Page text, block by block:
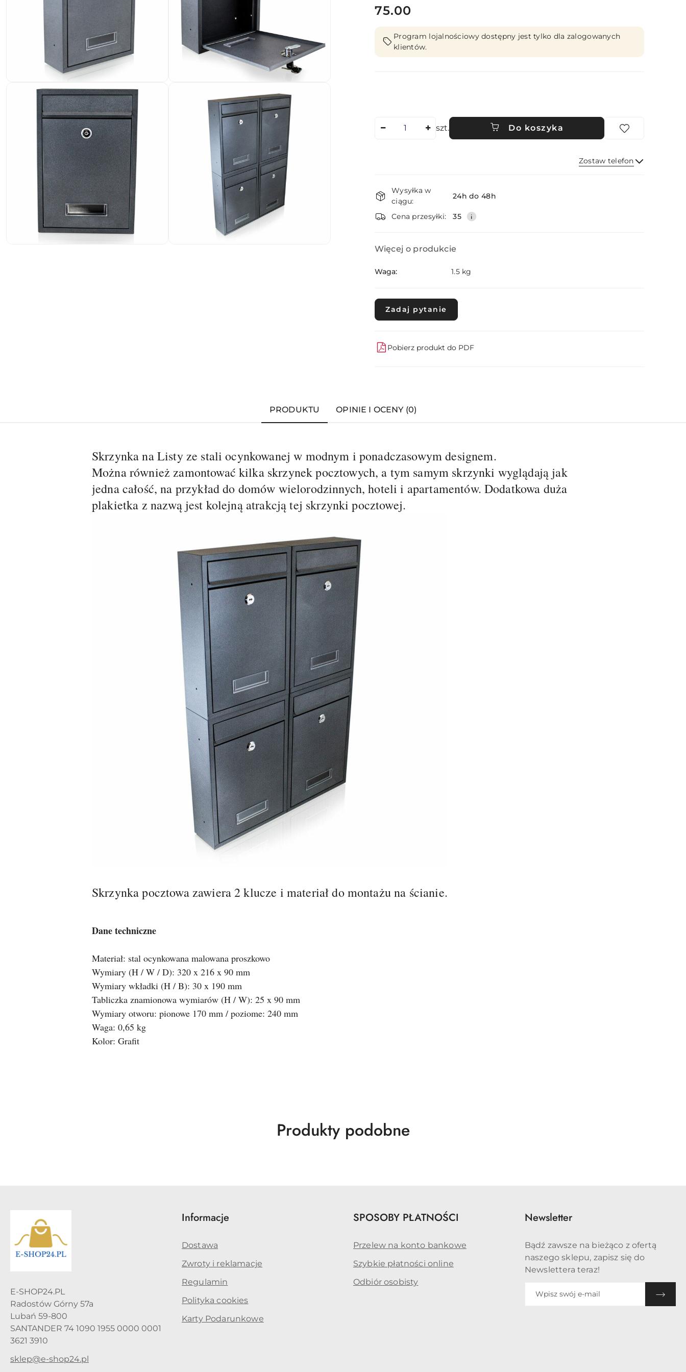
cena:
75.00
Program lojalnościowy dostępny jest tylko dla zalogowanych
klientów.
szt. Do koszyka
Zostaw telefon
Dostępność
i
dostawa
Wysyłka w
ciągu:
24h do 48h
Cena przesyłki: 35
Więcej o produkcie
Waga: 1.5 kg
Zadaj pytanie
Pobierz produkt do PDF
PRODUKTU OPINIE I OCENY (0)
Skrzynka na Listy ze stali ocynkowanej w modnym i ponadczasowym designem.
Można również zamontować kilka skrzynek pocztowych, a tym samym skrzynki wyglądają jak
jedna całość, na przykład do domów wielorodzinnych, hoteli i apartamentów. Dodatkowa duża
plakietka z nazwą jest kolejną atrakcją tej skrzynki pocztowej.
Skrzynka pocztowa zawiera 2 klucze i materiał do montażu na ścianie.
Dane techniczne
Materiał: stal ocynkowana malowana proszkowo
Wymiary (H / W / D): 320 x 216 x 90 mm
Wymiary wkładki (H / B): 30 x 190 mm
Tabliczka znamionowa wymiarów (H / W): 25 x 90 mm
Wymiary otworu: pionowe 170 mm / poziome: 240 mm
Waga: 0,65 kg
Kolor: Grafit
Produkty
Produkty podobne
E-SHOP24.PL
Radostów Górny 57a
Lubań 59-800
SANTANDER 74 1090 1955 0000 0001
3621 3910
sklep@e-shop24.pl
Informacje
Dostawa
Zwroty i reklamacje
Regulamin
Polityka cookies
Karty Podarunkowe
SPOSOBY PŁATNOŚCI
Przelew na konto bankowe
Szybkie płatności online
Odbiór osobisty
Newsletter
Bądź zawsze na bieżąco z ofertą
naszego sklepu, zapisz się do
Newslettera teraz!